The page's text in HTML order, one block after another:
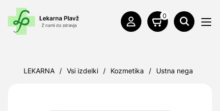
0
LEKARNA / Vsi izdelki / Kozmetika / Ustna nega